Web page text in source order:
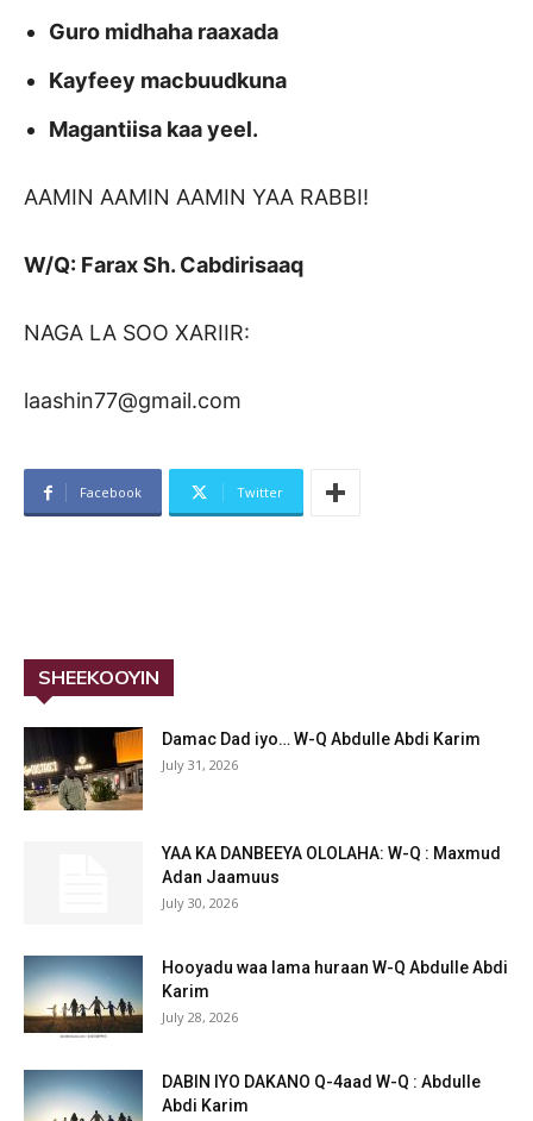
Guro midhaha raaxada
Kayfeey macbuudkuna
Magantiisa kaa yeel.
AAMIN AAMIN AAMIN YAA RABBI!
W/Q: Farax Sh. Cabdirisaaq
NAGA LA SOO XARIIR:
laashin77@gmail.com
Facebook Twitter
SHEEKOOYIN
Damac Dad iyo… W-Q Abdulle Abdi Karim
July 31, 2026
YAA KA DANBEEYA OLOLAHA: W-Q : Maxmud
Adan Jaamuus
July 30, 2026
Hooyadu waa lama huraan W-Q Abdulle Abdi
Karim
July 28, 2026
DABIN IYO DAKANO Q-4aad W-Q : Abdulle
Abdi Karim